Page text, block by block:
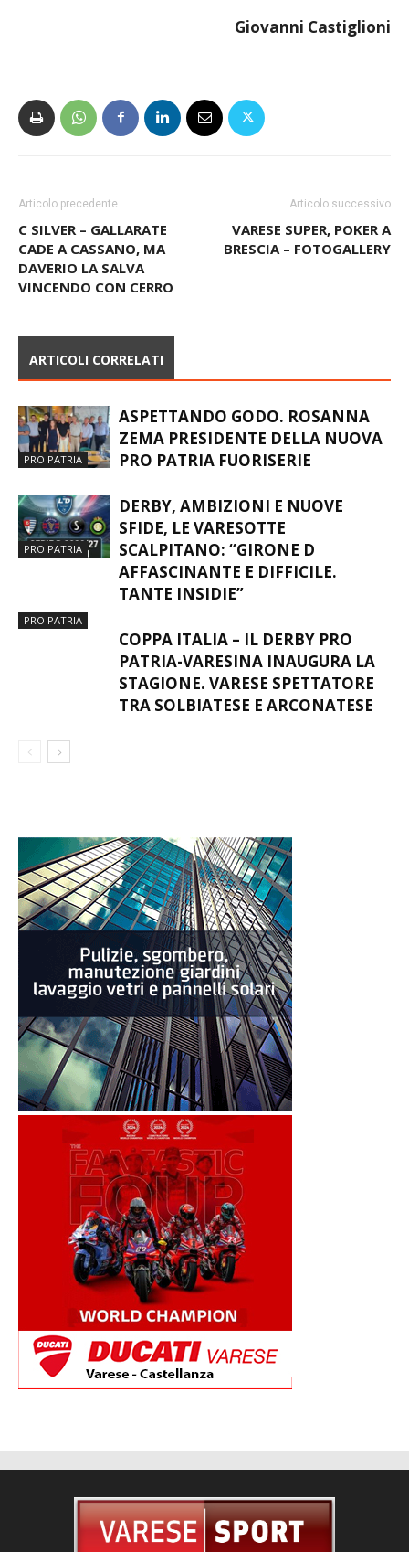
Giovanni Castiglioni
Articolo precedente
C SILVER – GALLARATE
CADE A CASSANO, MA
DAVERIO LA SALVA
VINCENDO CON CERRO
Articolo successivo
VARESE SUPER, POKER A
BRESCIA – FOTOGALLERY
ARTICOLI CORRELATI
PRO PATRIA
ASPETTANDO GODO. ROSANNA
ZEMA PRESIDENTE DELLA NUOVA
PRO PATRIA FUORISERIE
PRO PATRIA
DERBY, AMBIZIONI E NUOVE
SFIDE, LE VARESOTTE
SCALPITANO: “GIRONE D
AFFASCINANTE E DIFFICILE.
TANTE INSIDIE”
PRO PATRIA
COPPA ITALIA – IL DERBY PRO
PATRIA-VARESINA INAUGURA LA
STAGIONE. VARESE SPETTATORE
TRA SOLBIATESE E ARCONATESE